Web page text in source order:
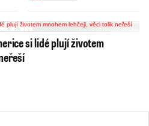
si lidé plují životem